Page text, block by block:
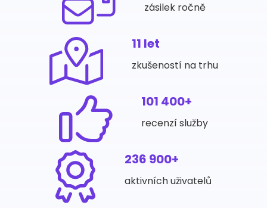
zásilek ročně
11 let
zkušeností na trhu
101 400+
recenzí služby
236 900+
aktivních uživatelů